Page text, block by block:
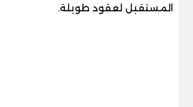
المستقبل لعقود طويلة.